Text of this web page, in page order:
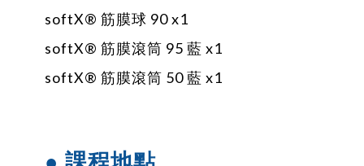
softX® 筋膜球 90 x1
softX® 筋膜滾筒 95 藍 x1
softX® 筋膜滾筒 50 藍 x1